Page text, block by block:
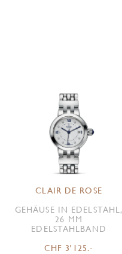
CLAIR DE ROSE
GEHÄUSE IN EDELSTAHL,
26 MM
EDELSTAHLBAND
CHF 3'125.-